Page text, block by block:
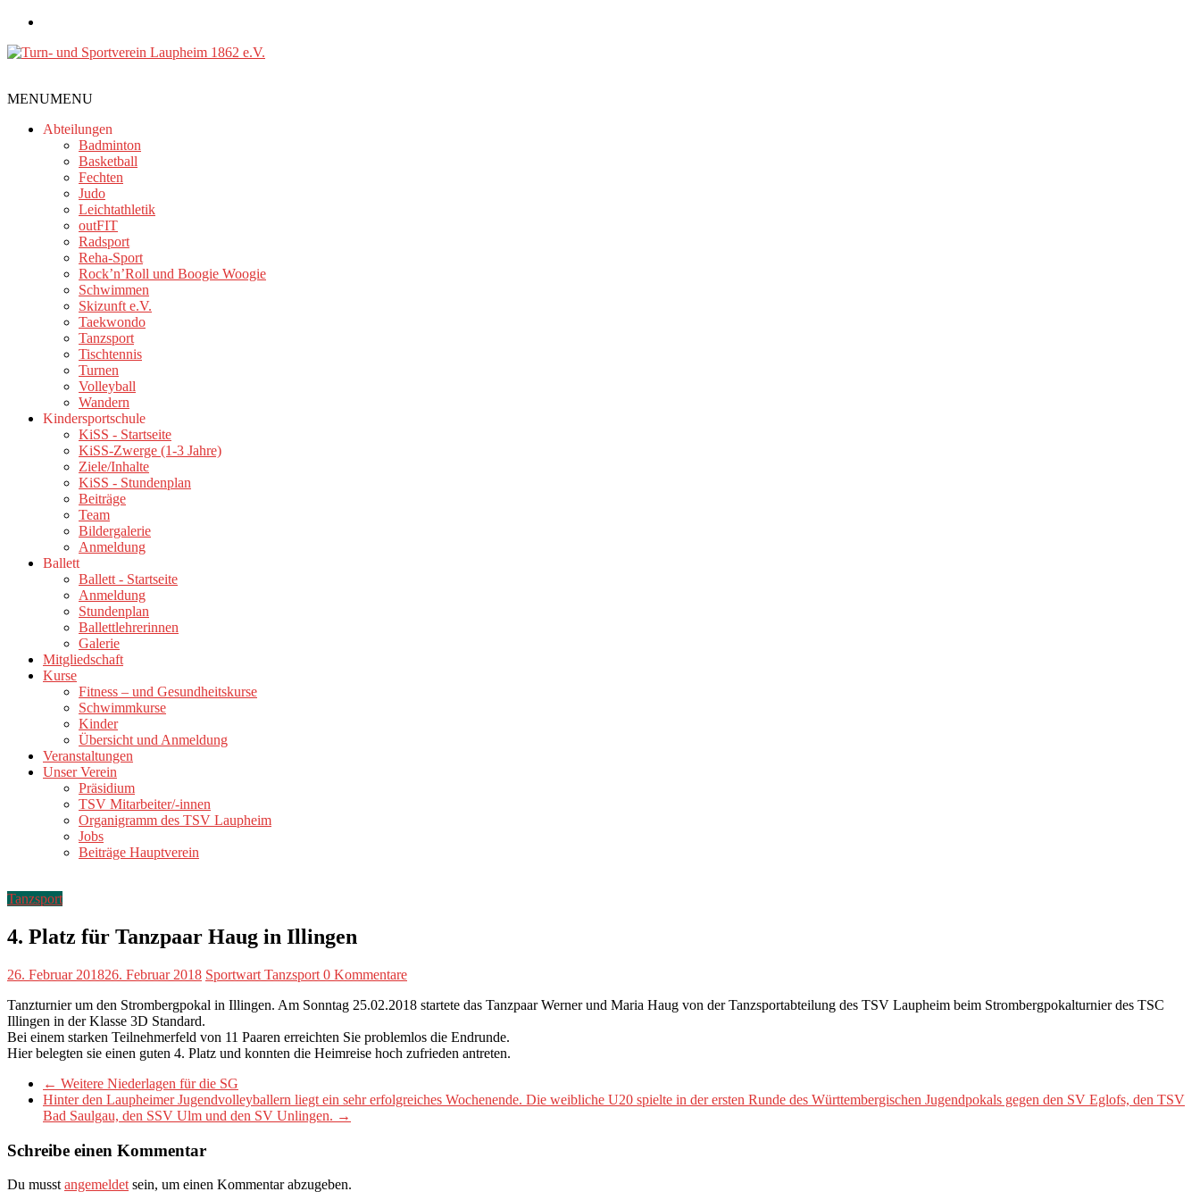
Zum
springen
und
Sportverein
Laupheim
MENUMENU
Abteilungen
Badminton
Basketball
Fechten
Judo
Leichtathletik
outFIT
Radsport
Reha-Sport
Rock’n’Roll und Boogie Woogie
Schwimmen
Skizunft e.V.
Taekwondo
Tanzsport
Tischtennis
Turnen
Volleyball
Wandern
Kindersportschule
KiSS - Startseite
KiSS-Zwerge (1-3 Jahre)
Ziele/Inhalte
KiSS - Stundenplan
Beiträge
Team
Bildergalerie
Anmeldung
Ballett
Ballett - Startseite
Anmeldung
Stundenplan
Ballettlehrerinnen
Galerie
Mitgliedschaft
Kurse
Fitness – und Gesundheitskurse
Schwimmkurse
Kinder
Übersicht und Anmeldung
Veranstaltungen
Unser Verein
Präsidium
TSV Mitarbeiter/-innen
Organigramm des TSV Laupheim
Jobs
Beiträge Hauptverein
Tanzsport
4. Platz für Tanzpaar Haug in Illingen
26. Februar 201826. Februar 2018 Sportwart Tanzsport 0 Kommentare
Tanzturnier um den Strombergpokal in Illingen. Am Sonntag 25.02.2018 startete das Tanzpaar Werner und Maria Haug von der Tanzsportabteilung des TSV Laupheim beim Strombergpokalturnier des TSC
Illingen in der Klasse 3D Standard.
Bei einem starken Teilnehmerfeld von 11 Paaren erreichten Sie problemlos die Endrunde.
Hier belegten sie einen guten 4. Platz und konnten die Heimreise hoch zufrieden antreten.
← Weitere Niederlagen für die SG
Hinter den Laupheimer Jugendvolleyballern liegt ein sehr erfolgreiches Wochenende. Die weibliche U20 spielte in der ersten Runde des Württembergischen Jugendpokals gegen den SV Eglofs, den TSV
Bad Saulgau, den SSV Ulm und den SV Unlingen. →
Schreibe einen Kommentar
Du musst angemeldet sein, um einen Kommentar abzugeben.